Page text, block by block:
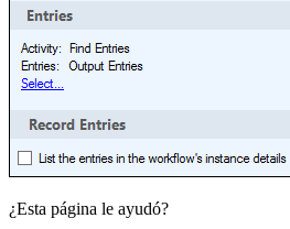
¿Esta página le ayudó?